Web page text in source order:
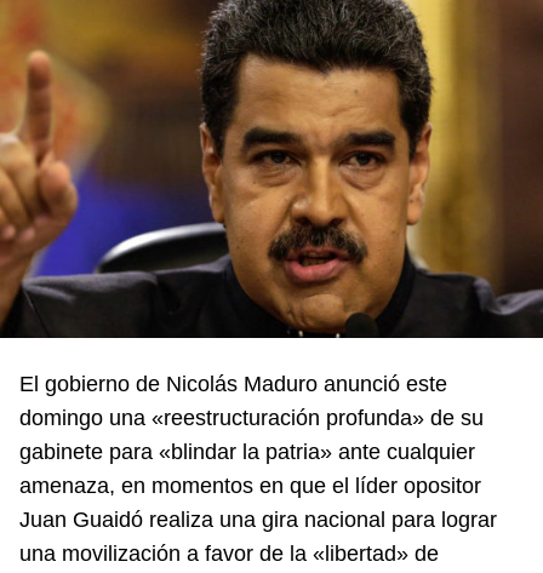
El gobierno de Nicolás Maduro anunció este
domingo una «reestructuración profunda» de su
gabinete para «blindar la patria» ante cualquier
amenaza, en momentos en que el líder opositor
Juan Guaidó realiza una gira nacional para lograr
una movilización a favor de la «libertad» de